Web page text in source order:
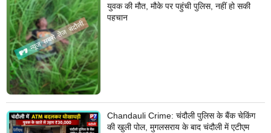
युवक की मौत, मौके पर पहुंची पुलिस, नहीं हो सकी
पहचान
Chandauli Crime: चंदौली पुलिस के बैंक चेकिंग
की खुली पोल, मुगलसराय के बाद चंदौली में एटीएम